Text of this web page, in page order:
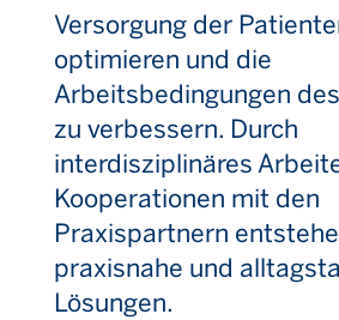
Versorgung der
optimieren und die
Arbeitsbedingungen
zu verbessern. Durch
interdisziplinäres
Kooperationen mit den
Praxispartnern
praxisnahe und
Lösungen.